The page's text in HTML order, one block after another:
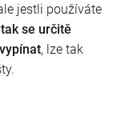
jestli používáte
tak se určitě
, lze tak